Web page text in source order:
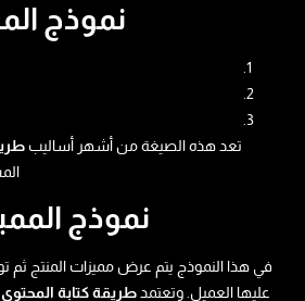
نموذج
تعد هذه الصيغة من أشهر أساليب
نموذج
في هذا النموذج يتم عرض مميزات المنتج ثم
عليها العميل. وتعتمدطريقة كتابة